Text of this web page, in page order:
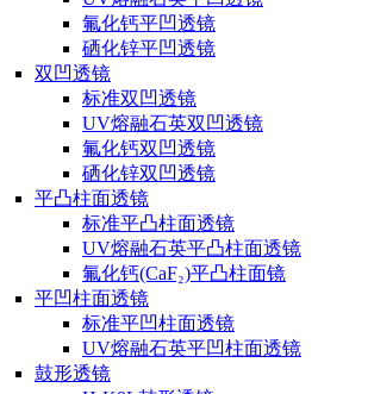
氟化钙平凹透镜
硒化锌平凹透镜
双凹透镜
标准双凹透镜
UV熔融石英双凹透镜
氟化钙双凹透镜
硒化锌双凹透镜
平凸柱面透镜
标准平凸柱面透镜
UV熔融石英平凸柱面透镜
氟化钙(CaF₂)平凸柱面镜
平凹柱面透镜
标准平凹柱面透镜
UV熔融石英平凹柱面透镜
鼓形透镜